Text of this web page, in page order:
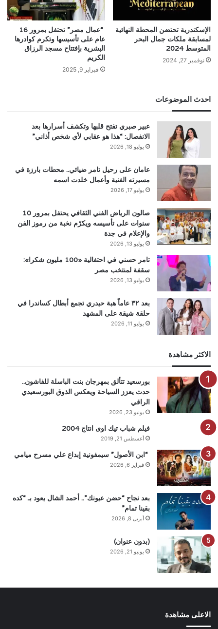
الإسكندرية تحتضن المحطة النهائية
لمسابقة ملكات جمال البحر
المتوسط 2024
نوفمبر 27, 2024
“عمال مصر” تحتفل بمرور 16
عام على تأسيسها وتكرم كوادرها
البشرية بإفتتاح مسجد الرزاق
الكريم
فبراير 9, 2025
احدث الموضوعات
عبير صبري تفتح قلبها وتكشف أسرارها بعد
الانفصال: “هذا هو عقابي لأي شخص أذاني”
يوليو 18, 2026
عامان على رحيل تامر ضيائي.. محطات بارزة في
مسيرته الفنية وأعمال خلدت اسمه
يوليو 17, 2026
صالون الرياض الفني الثقافي يحتفل بمرور 10
سنوات على تأسيسه ويكرّم نخبة من رموز الفن
والإعلام في جدة
يوليو 13, 2026
تامر حسني في احتفالية «100 مليون شكرا»:
سقفة لمنتخب مصر
يوليو 13, 2026
بعد ٣٢ عاماً هبة حيدري تجمع أبطال كساندرا في
حلقة شيقة على المشهد
يوليو 11, 2026
الاكثر مشاهدة
بورسعيد تتألق بمهرجان بنت الباسلة للفاشون..
حدث يعزز السياحة ويعكس الذوق البورسعيدي
الراقي
يونيو 23, 2026
فيلم شباب تيك اوى انتاج 2004
أغسطس 21, 2019
“ابن الأصول” سيمفونية إبداع علي مسرح ميامي
فبراير 6, 2026
بعد نجاح “حضن عيونك”.. أحمد الشال يعود بـ “كده
بقينا تمام”
أبريل 8, 2026
(بدون عنوان)
يونيو 21, 2026
الاعلى مشاهدة